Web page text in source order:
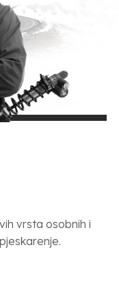
vrsta osobnih i